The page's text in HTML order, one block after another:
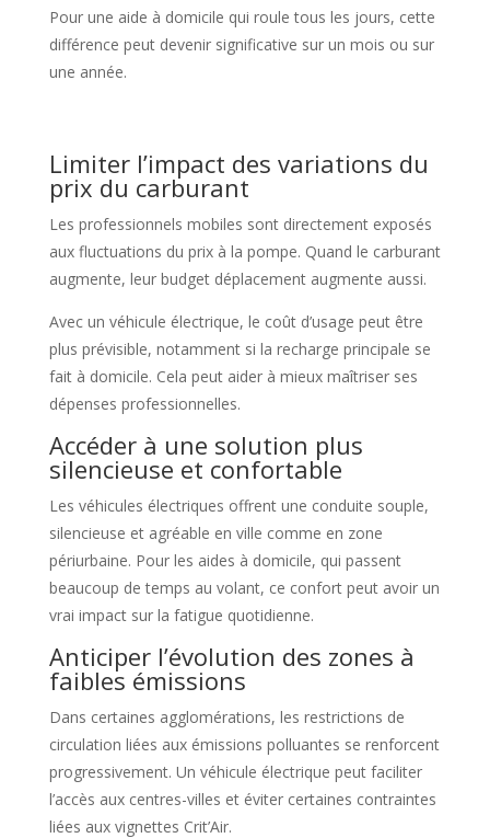
Pour une aide à domicile qui roule tous les jours, cette
différence peut devenir significative sur un mois ou sur
une année.
Limiter l’impact des variations du
prix du carburant
Les professionnels mobiles sont directement exposés
aux fluctuations du prix à la pompe. Quand le carburant
augmente, leur budget déplacement augmente aussi.
Avec un véhicule électrique, le coût d’usage peut être
plus prévisible, notamment si la recharge principale se
fait à domicile. Cela peut aider à mieux maîtriser ses
dépenses professionnelles.
Accéder à une solution plus
silencieuse et confortable
Les véhicules électriques offrent une conduite souple,
silencieuse et agréable en ville comme en zone
périurbaine. Pour les aides à domicile, qui passent
beaucoup de temps au volant, ce confort peut avoir un
vrai impact sur la fatigue quotidienne.
Anticiper l’évolution des zones à
faibles émissions
Dans certaines agglomérations, les restrictions de
circulation liées aux émissions polluantes se renforcent
progressivement. Un véhicule électrique peut faciliter
l’accès aux centres-villes et éviter certaines contraintes
liées aux vignettes Crit’Air.